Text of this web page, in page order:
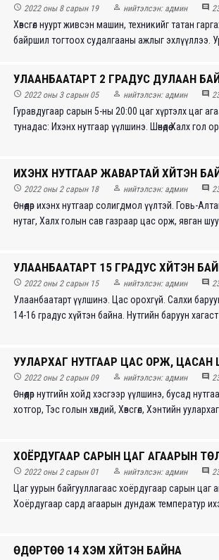
 2022 оны 8 сарын 19  нийтэлсэн: админ 
Хөвсгөл нуурт живсэн машин, техникийг татан
байршил тогтоох судалгааны ажлыг эхлүүллээ.
УЛААНБААТАРТ 2 ГРАДУС ДУЛААН
 2022 оны 3 сарын 05  нийтэлсэн: админ 
Гуравдугаар сарын 5-ны 20:00 цаг хүртэлх цаг
тунадас: Ихэнх нутгаар үүлшинэ. Шөнөдөө Халх гол
ИХЭНХ НУТГААР ЖАВАРТАЙ ХҮЙТЭН
 2022 оны 2 сарын 18  нийтэлсэн: админ 
Өнөөдөр ихэнх нутгаар солигдмол үүлтэй. Говь-
нутаг, Халх голын сав газраар цас орж, явган
УЛААНБААТАРТ 15 ГРАДУС ХҮЙТЭН
 2022 оны 2 сарын 15  нийтэлсэн: админ 
Улаанбаатарт үүлшинэ. Цас орохгүй. Салхи
14-16 градус хүйтэн байна. Нутгийн баруун
УУЛАРХАГ НУТГААР ЦАС ОРЖ, ЦАСАН
 2022 оны 2 сарын 09  нийтэлсэн: админ 
Өнөөдөр нутгийн хойд хэсгээр үүлшинэ, бусад
хотгор, Тэс голын хөндий, Хөвсгөл, Хэнтийн
ХОЁРДУГААР САРЫН ЦАГ АГААРЫН
 2022 оны 2 сарын 01  нийтэлсэн: админ 
Цаг уурын байгууллагаас хоёрдугаар сарын цаг
Хоёрдугаар сард агаарын дундаж температур
ӨДӨРТӨӨ 14 ХЭМ ХҮЙТЭН БАЙНА